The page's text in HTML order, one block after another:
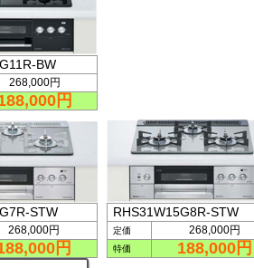
BW
268,000円
円
STW
268,000円
円
RHS31W15G8R-STW
定価 268,000円
特価 188,000円